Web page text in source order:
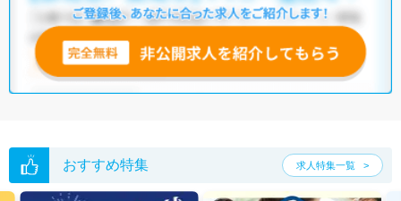
おすすめ特集 求人特集一覧